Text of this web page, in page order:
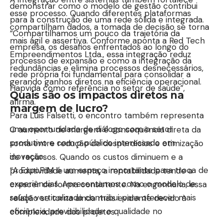
esse processo. Quando diferentes plataformas
compartilham dados, a tomada de decisão se torna
mais ágil e assertiva. Conforme aponta a Red Tech
Empreendimentos Ltda., essa integração reduz
redundâncias e elimina processos desnecessários,
gerando ganhos diretos na eficiência operacional.
Quais são os impactos diretos na
margem de lucro?
O aumento de margem é consequência direta da
soma entre redução de desperdícios e otimização
de recursos. Quando os custos diminuem e a
produtividade aumenta, a rentabilidade tende a
crescer de forma consistente. Na engenharia, essa
relação se torna ainda mais evidente devido à
complexidade dos projetos.
demonstrar como o modelo de gestão contribui
para a construção de uma rede sólida e integrada.
“Compartilhamos um pouco da trajetória da
empresa, os desafios enfrentados ao longo do
processo de expansão e como a integração da
rede própria foi fundamental para consolidar a
Hapvida como referência no setor de saúde”,
afirma.
Para Luis Falsetti, o encontro também representa
uma oportunidade de diálogo com o setor
produtivo e com o público interessado em
inovação.
“A ExpoPIM é um espaço importante para troca de
experiências. Apresentamos como o modelo de
saúde verticalizada contribui para oferecer mais
eficiência, previsibilidade e qualidade no